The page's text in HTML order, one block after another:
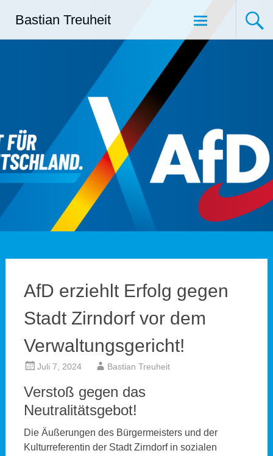
InhaltBastian Treuheit
AfD erziehlt Erfolg gegen
Stadt Zirndorf vor dem
Verwaltungsgericht!
Juli 7, 2024 Bastian Treuheit
Verstoß gegen das
Neutralitätsgebot!
Die Äußerungen des Bürgermeisters und der
Kulturreferentin der Stadt Zirndorf in sozialen